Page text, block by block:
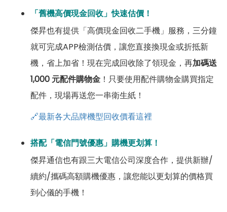
「舊機高價現金回收」快速估價！
傑昇也有提供「高價現金回收二手機」服務，三分鐘
就可完成APP檢測估價，讓您直接換現金或折抵新
機，省上加省！現在完成回收除了領現金，再加碼送
1,000 元配件購物金 ！只要使用配件購物金購買指定
配件，現場再送您一串衛生紙！
🔗最新各大品牌機型回收價看這裡
搭配「電信門號優惠」購機更划算！
傑昇通信也有跟三大電信公司深度合作，提供新辦/
續約/攜碼高額購機優惠，讓您能以更划算的價格買
到心儀的手機！